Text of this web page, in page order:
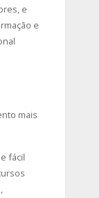
e
e
mais
fácil